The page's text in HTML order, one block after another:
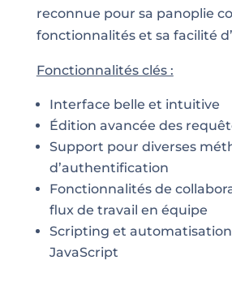
reconnue pour sa panoplie
fonctionnalités et sa facilité
Fonctionnalités clés :
Interface belle et intuitive
Édition avancée des
Support pour diverses
d’authentification
Fonctionnalités de
flux de travail en équipe
Scripting et
JavaScript